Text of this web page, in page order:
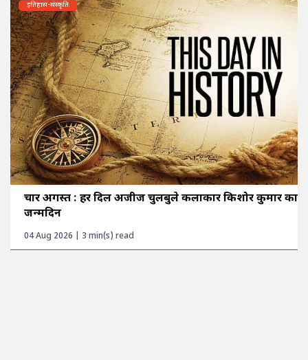
इतिहास-संस्कृति
चार अगस्त : हर दिल अजीज चुलबुले कलाकार किशोर कुमार का
जन्मदिन
04 Aug 2026 | 3 min(s) read